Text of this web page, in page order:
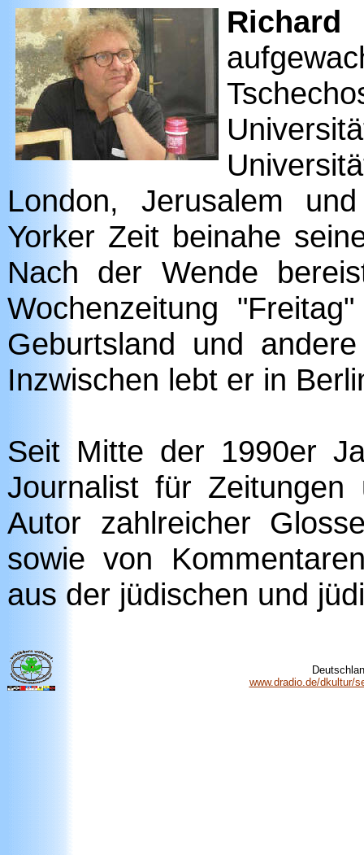
London, Jerusalem
Yorker Zeit beinahe
Nach der Wende
Wochenzeitung
Geburtsland und
Inzwischen lebt er in
Seit Mitte der 1990er
Journalist für
Autor zahlreicher
sowie von
aus der jüdischen und
www.dradio.de/dkultur/